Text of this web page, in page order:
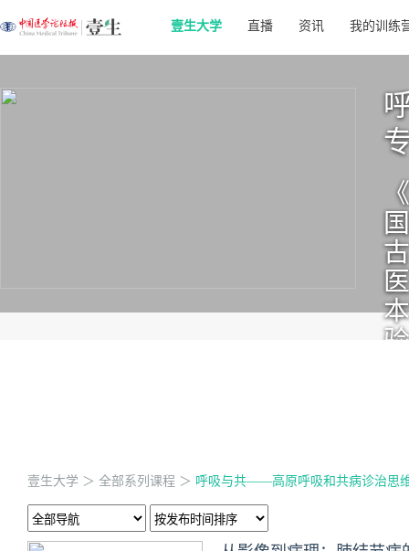
壹生大学 直播 资讯 我的训练
壹生大学 ＞ 全部系列课程 ＞ 呼吸与共——高原呼吸和共病诊治思